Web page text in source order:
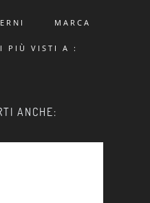
MARCA
I PIÙ VISTI A :
ANCHE: